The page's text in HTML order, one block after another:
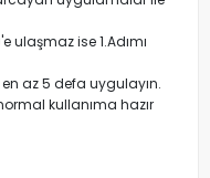
ulaşmaz ise 1.Adımı
az 5 defa uygulayın.
kullanıma hazır